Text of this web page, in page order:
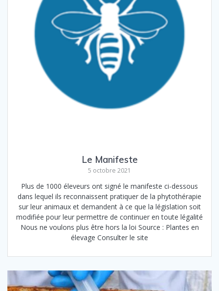
Le Manifeste
5 octobre 2021
Plus de 1000 éleveurs ont signé le manifeste ci-dessous
dans lequel ils reconnaissent pratiquer de la phytothérapie
sur leur animaux et demandent à ce que la législation soit
modifiée pour leur permettre de continuer en toute légalité
Nous ne voulons plus être hors la loi Source : Plantes en
élevage Consulter le site